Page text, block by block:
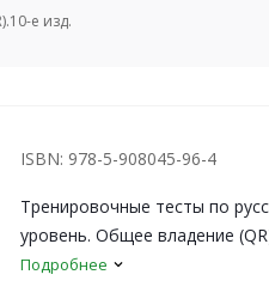
е изд.
ISBN: 978-5-908045-96-4
Тренировочные тесты по
уровень. Общее владение
Подробнее